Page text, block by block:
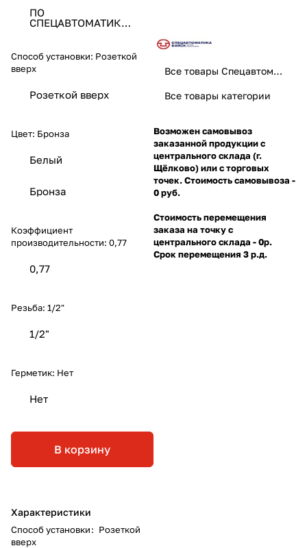
ПО
СПЕЦАВТОМАТИКА
Способ установки: Розеткой
вверх
Розеткой вверх
Цвет: Бронза
Белый
Бронза
Коэффициент
производительности: 0,77
0,77
Резьба: 1/2"
1/2"
Герметик: Нет
Нет
В корзину
Характеристики
Способ установки: Розеткой
вверх
Все товары Спецавтоматика
Все товары категории
Возможен самовывоз
заказанной продукции с
центрального склада (г.
Щёлково) или с торговых
точек. Стоимость самовывоза -
0 руб.
Стоимость перемещения
заказа на точку с
центрального склада - 0р.
Срок перемещения 3 р.д.